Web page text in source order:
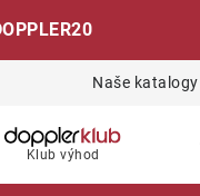
Naše katalogy
Klub výhod